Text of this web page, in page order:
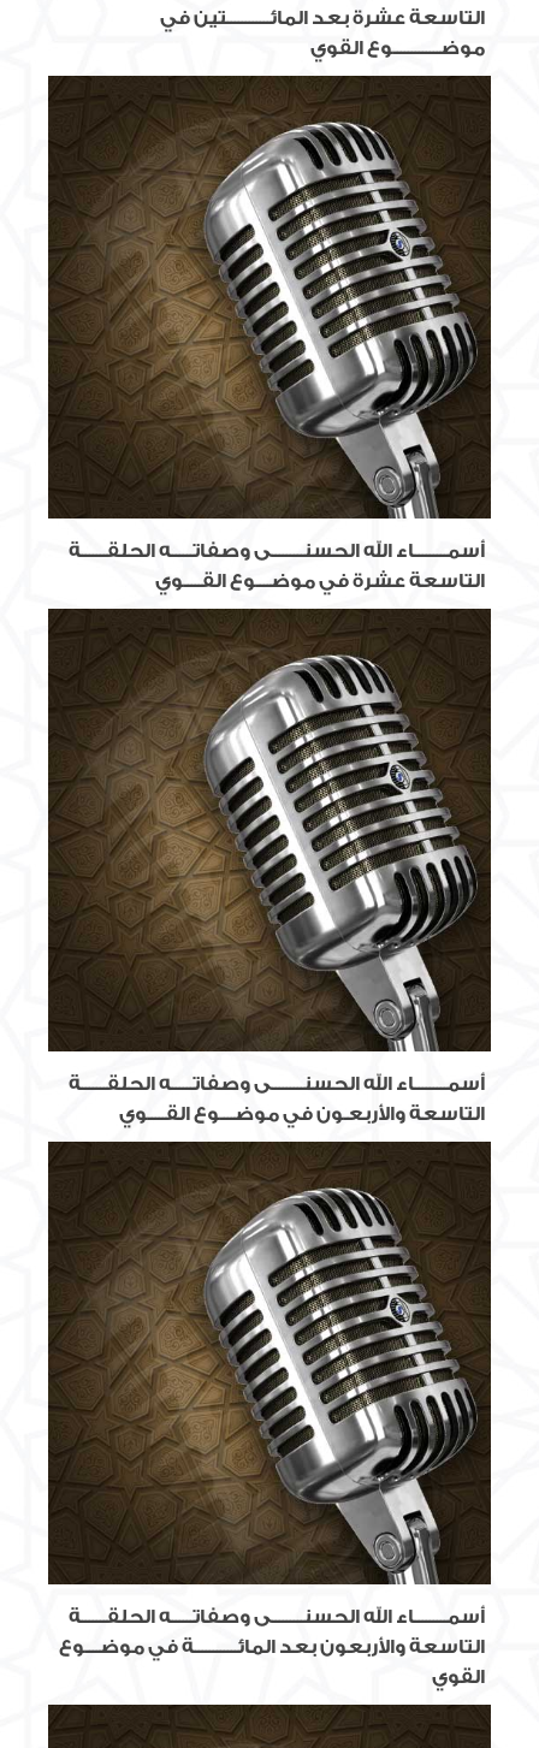
التاسعة عشرة بعد المائــــــــــــتين في
موضـــــــــــــوع القوي
أسمـــــــــاء الله الحسنـــــــــى وصفاتــــــه الحلقـــــــة
التاسعة عشرة في موضــــوع القـــــوي
أسمـــــــــاء الله الحسنـــــــــى وصفاتــــــه الحلقـــــــة
التاسعة والأربعـون في موضــــوع القـــــوي
أسمـــــــــاء الله الحسنـــــــــى وصفاتــــــه الحلقـــــــة
التاسعة والأربعون بعد المائــــــــــــة في موضــــوع
القوي